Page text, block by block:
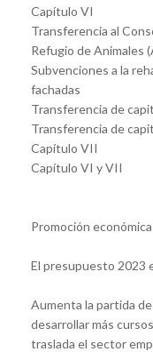
Capítulo VI
Transferencia al
Refugio de Animales
Subvenciones a la
fachadas
Transferencia de
Transferencia de
Capítulo VII
Capítulo VI y VII
Promoción económica
El presupuesto 2023
Aumenta la partida
desarrollar más
traslada el sector